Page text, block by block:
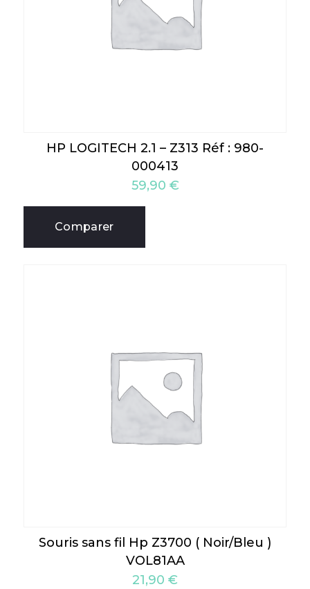
HP LOGITECH 2.1 – Z313 Réf : 980-
000413
59,90 €
Comparer
Souris sans fil Hp Z3700 ( Noir/Bleu )
VOL81AA
21,90 €